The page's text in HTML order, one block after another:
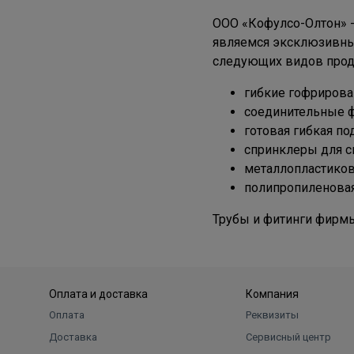
ООО «Кофулсо-Олтон»
являемся
следующих видов
гибкие
соединительные
готовая гибкая
спринклеры для
Трубы и фитинги
Оплата и доставка
Оплата
Доставка
Компания
Реквизиты
Сервисный центр